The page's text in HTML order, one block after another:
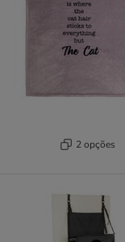
2 opções